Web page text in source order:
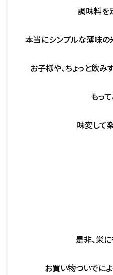
調味料を
本当にシンプルな薄味の
お子様や、ちょっと飲
もっ
味変して
是非、栄
お買い物ついでに